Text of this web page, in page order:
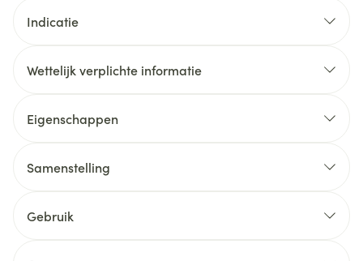
Indicatie
Wettelijk verplichte informatie
Eigenschappen
Samenstelling
Gebruik